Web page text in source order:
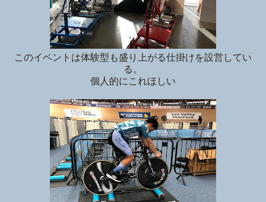
このイベントは体験型も盛り上がる仕掛けを設営してい
る。
個人的にこれほしい